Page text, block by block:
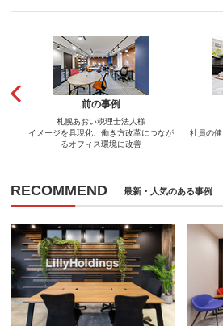
前の事例
札幌あおい税理士法人様
イメージを具現化、働き方改革につなが
るオフィス環境に改善
社員の
RECOMMEND 最新・人気のある事例